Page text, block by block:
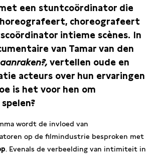
een stuntcoördinator die
choreografeert
intieme scènes. In
van Tamar van den
vertellen oude en
acteurs over hun ervaringen
is het voor hen om
wordt de invloed van
op de filmindustrie besproken met
. Evenals de verbeelding van intimiteit in